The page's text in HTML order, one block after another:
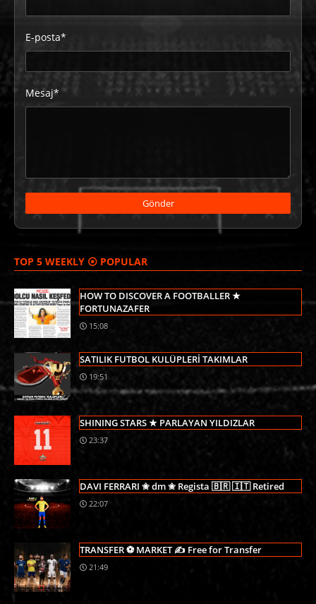
E-posta*
Mesaj*
TOP 5 WEEKLY ⦿ POPULAR
HOW TO DISCOVER A FOOTBALLER ★
FORTUNAZAFER
15:08
SATILIK FUTBOL KULÜPLERİ TAKIMLAR
19:51
SHINING STARS ★ PARLAYAN YILDIZLAR
23:37
DAVI FERRARI ✬ dm ✬ Regista 🇧🇷 🇮🇹 Retired
22:07
TRANSFER ⚽ MARKET ✍ Free for Transfer
21:49